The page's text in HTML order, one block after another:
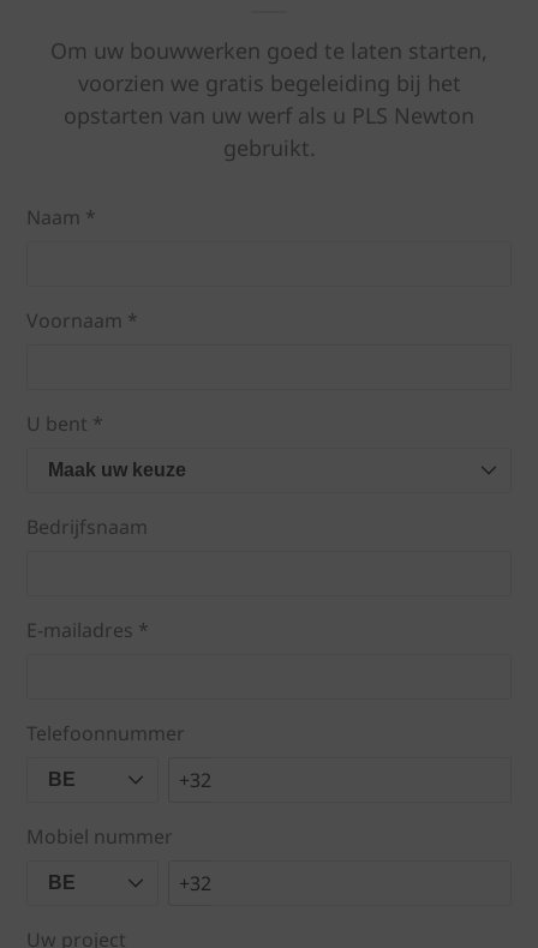
Om uw bouwwerken goed te laten starten,
voorzien we gratis begeleiding bij het
opstarten van uw werf als u PLS Newton
gebruikt.
Naam *
Voornaam *
U bent *
Maak uw keuze
Bedrijfsnaam
E-mailadres *
Telefoonnummer
BE +32
Mobiel nummer
BE +32
Uw project